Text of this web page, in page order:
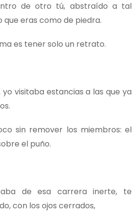
de otro tú, abstraído a tal
eras como de piedra.
es tener solo un retrato.
yo visitaba estancias a las que ya
sin remover los miembros: el
el puño.
de esa carrera inerte, te
con los ojos cerrados,